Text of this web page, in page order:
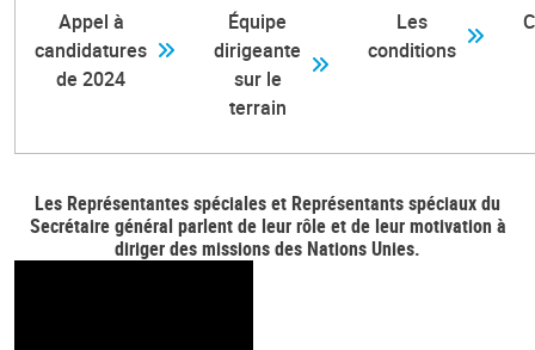
Appel à
candidatures
de 2024
Équipe
dirigeante
sur le
terrain
Les
conditions
Les Représentantes spéciales et Représentants spéciaux du
Secrétaire général parlent de leur rôle et de leur motivation à
diriger des missions des Nations Unies.